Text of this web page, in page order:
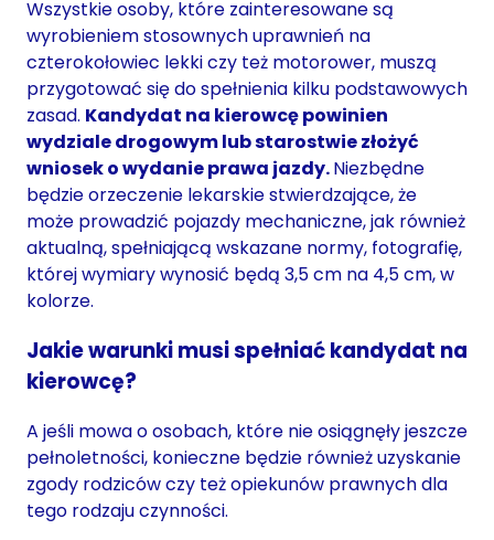
Wszystkie osoby, które zainteresowane są
wyrobieniem stosownych uprawnień na
czterokołowiec lekki czy też motorower, muszą
przygotować się do spełnienia kilku podstawowych
zasad. Kandydat na kierowcę powinien
wydziale drogowym lub starostwie złożyć
wniosek o wydanie prawa jazdy.Niezbędne
będzie orzeczenie lekarskie stwierdzające, że
może prowadzić pojazdy mechaniczne, jak również
aktualną, spełniającą wskazane normy, fotografię,
której wymiary wynosić będą 3,5 cm na 4,5 cm, w
kolorze.
Jakie warunki musi spełniać kandydat na
kierowcę?
A jeśli mowa o osobach, które nie osiągnęły jeszcze
pełnoletności, konieczne będzie również uzyskanie
zgody rodziców czy też opiekunów prawnych dla
tego rodzaju czynności.